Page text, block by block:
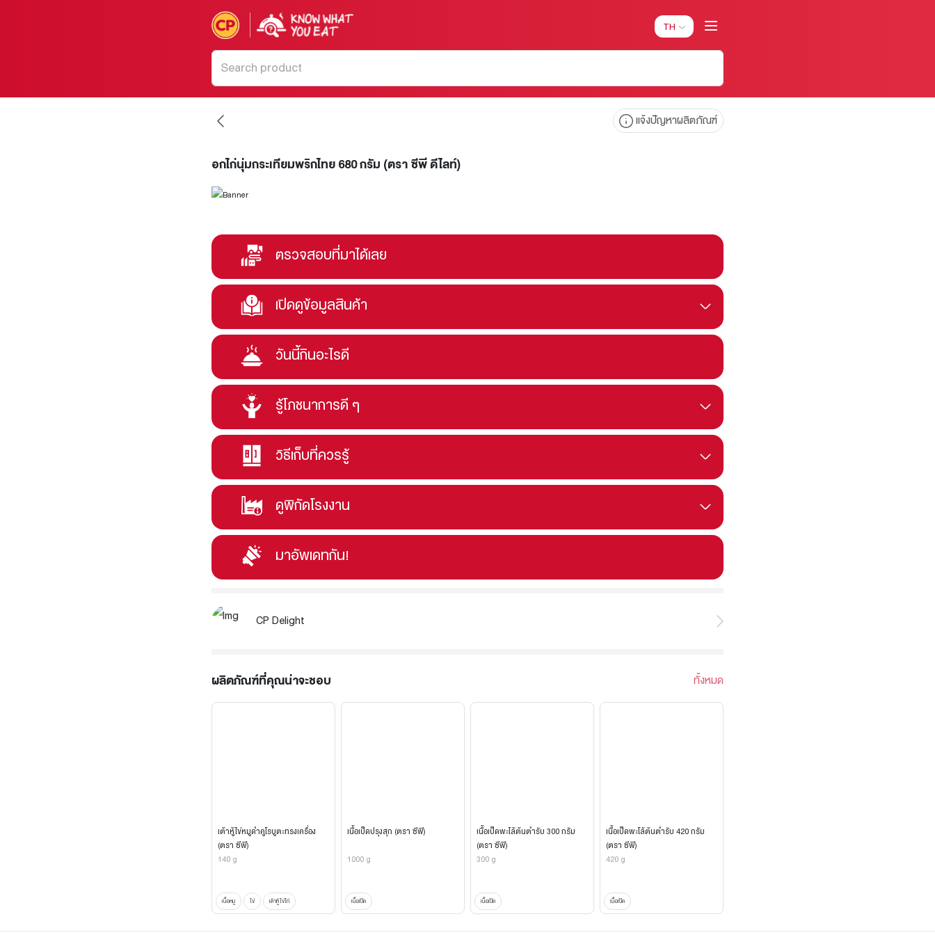
TH
แจ้งปัญหาผลิตภัณฑ์
อกไก่นุ่มกระเทียมพริกไทย 680 กรัม (ตรา ซีพี ดีไลท์)
ตรวจสอบที่มาได้เลย
เปิดดูข้อมูลสินค้า
วันนี้กินอะไรดี
รู้โภชนาการดี ๆ
วิธีเก็บที่ควรรู้
ดูพิกัดโรงงาน
มาอัพเดทกัน!
CP Delight
ผลิตภัณฑ์ที่คุณน่าจะชอบ ทั้งหมด
เต้าหู้ไข่หมูดำคูโรบูตะทรงเครื่อง
(ตรา ซีพี)
140 g
เนื้อหมู ไข่ เต้าหู้ไข่ไก่
เนื้อเป็ดปรุงสุก (ตรา ซีพี)
1000 g
เนื้อเป็ด
เนื้อเป็ดพะโล้ต้นตำรับ 300 กรัม
(ตรา ซีพี)
300 g
เนื้อเป็ด
เนื้อเป็ดพะโล้ต้นตำรับ 420 กรัม
(ตรา ซีพี)
420 g
เนื้อเป็ด